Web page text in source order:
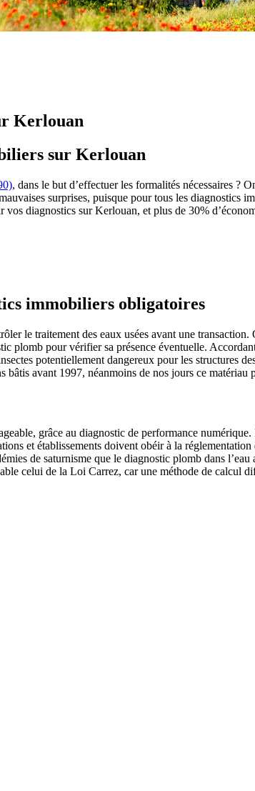
Kerlouan
sur Kerlouan
, dans le but d’effectuer les formalités nécessaires ?
surprises, puisque pour tous les
diagnostics sur Kerlouan, et plus de 30%
immobiliers obligatoires
le traitement des eaux usées avant une
plomb pour vérifier sa présence éventuelle.
potentiellement dangereux pour les structures
avant 1997, néanmoins de nos jours ce matériau
grâce au diagnostic de performance
et établissements doivent obéir à la
de saturnisme que le diagnostic plomb dans
celui de la Loi Carrez, car une méthode de calcul